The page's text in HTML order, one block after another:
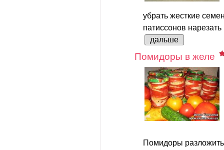
убрать жесткие
патиссонов
дальше
Помидоры в желе
Помидоры